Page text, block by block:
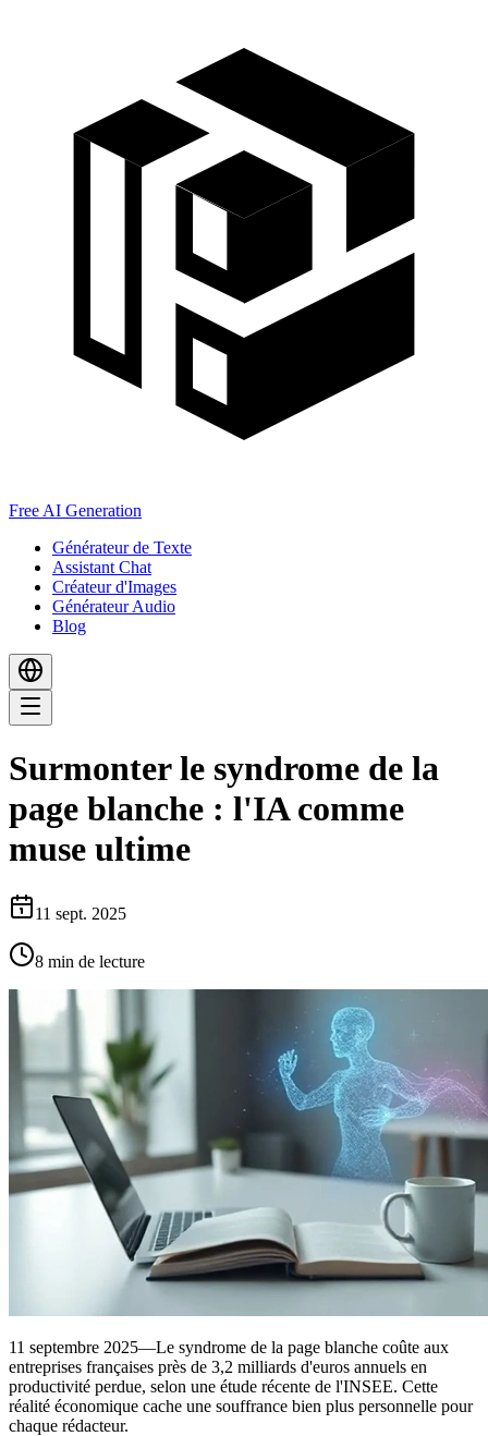
Free AI Generation
Générateur de Texte
Assistant Chat
Créateur d'Images
Générateur Audio
Blog
Surmonter le syndrome de la
page blanche : l'IA comme
muse ultime
11 sept. 2025
8 min de lecture
11 septembre 2025—Le syndrome de la page blanche coûte aux
entreprises françaises près de 3,2 milliards d'euros annuels en
productivité perdue, selon une étude récente de l'INSEE. Cette
réalité économique cache une souffrance bien plus personnelle pour
chaque rédacteur.